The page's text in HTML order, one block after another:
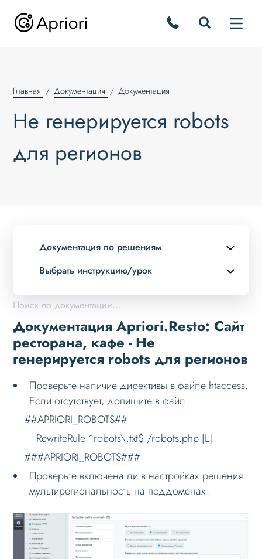
Главная Документация Документация
Не генерируется robots
для регионов
Документация по решениям
Выбрать инструкцию/урок
Описание курса
Возможности
Примеры страниц
Установка и обновление
Дизайн
Оформление контента
Слайдер
Мультирегиональность
Возможности
Настройка на хостинге
Режимы работы
Документация Apriori.Resto: Сайт
ресторана, кафе - Не
генерируется robots для регионов
Проверьте наличие директивы в файле htaccess.
Если отсутствует, допишите в файл:
##APRIORI_ROBOTS##
RewriteRule ^robots\.txt$ /robots.php [L]
###APRIORI_ROBOTS###
Проверьте включена ли в настройках решения
мультирегиональность на поддоменах.